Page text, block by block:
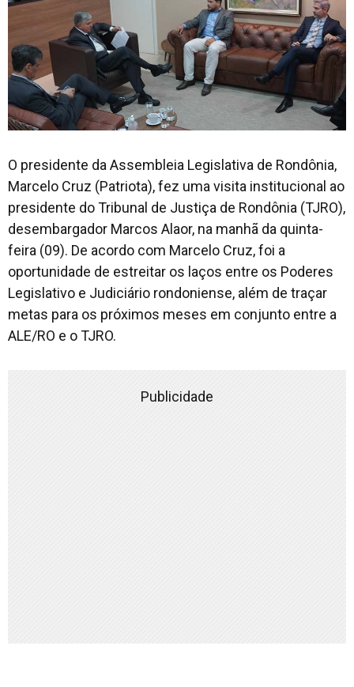
O presidente da Assembleia Legislativa de Rondônia,
Marcelo Cruz (Patriota), fez uma visita institucional ao
presidente do Tribunal de Justiça de Rondônia (TJRO),
desembargador Marcos Alaor, na manhã da quinta-
feira (09). De acordo com Marcelo Cruz, foi a
oportunidade de estreitar os laços entre os Poderes
Legislativo e Judiciário rondoniense, além de traçar
metas para os próximos meses em conjunto entre a
ALE/RO e o TJRO.
Publicidade